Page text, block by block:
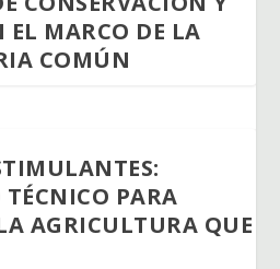
EL MARCO DE LA
COMÚN
PARA
AGRICULTURA QUE